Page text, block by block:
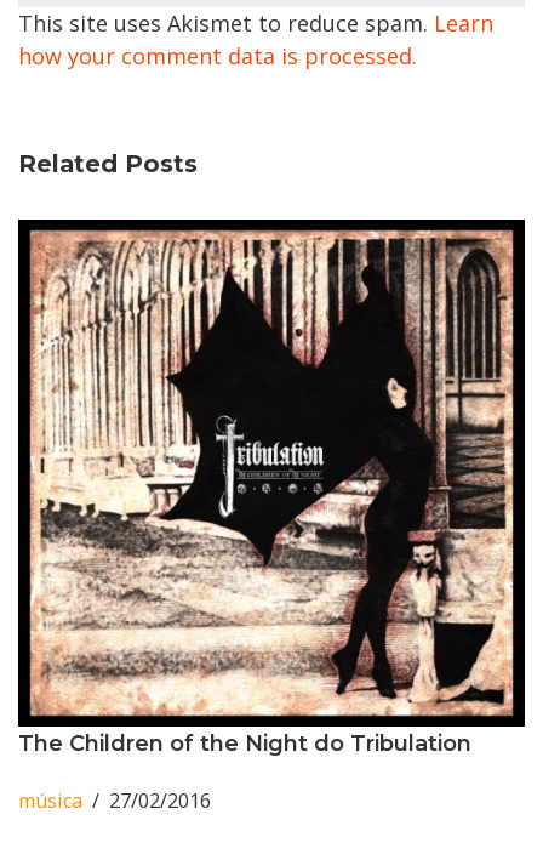
This site uses Akismet to reduce spam. Learn
how your comment data is processed.
Related Posts
The Children of the Night do Tribulation
música 27/02/2016